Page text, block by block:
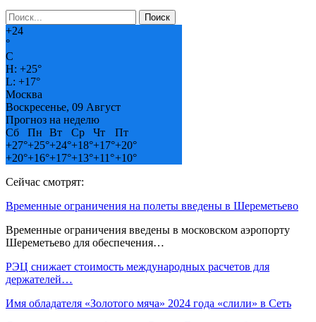
+24
°
C
H: +25°
L: +17°
Москва
Воскресенье, 09 Август
Прогноз на неделю
Сб
Пн Вт Ср Чт
Пт
+27°+25°+24°+18°+17°+20°
+20°+16°+17°+13°+11°+10°
Сейчас смотрят:
Временные ограничения на полеты введены в Шереметьево
Временные ограничения введены в московском аэропорту
Шереметьево для обеспечения…
РЭЦ снижает стоимость международных расчетов для
держателей…
Имя обладателя «Золотого мяча» 2024 года «слили» в Сеть